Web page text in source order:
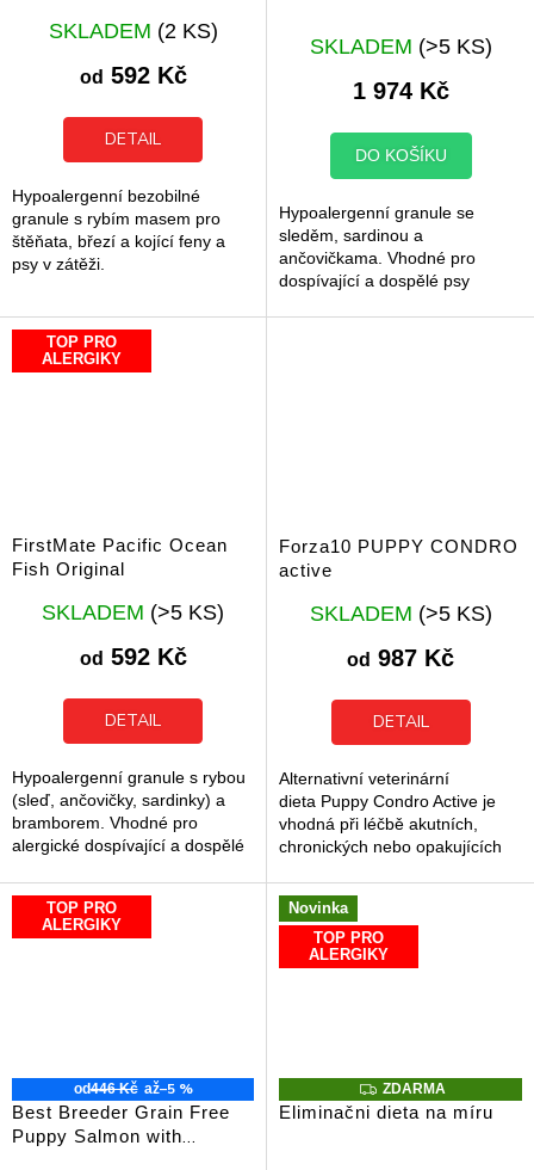
Průměrné
hodnocení
produktu
je
z
SKLADEM (2 KS)
od 592 Kč
DETAIL
Hypoalergenní bezobilné
granule s rybím masem pro
štěňata, březí a kojící feny a
psy v zátěži.
SKLADEM (>5 KS)
1 974 Kč
DO KOŠÍKU
Hypoalergenní granule se
sleděm, sardinou a
ančovičkama. Vhodné pro
dospívající a dospělé psy
TOP PRO
ALERGIKY
FirstMate Pacific Ocean
Fish Original
Průměrné
hodnocení
produktu
je
z
SKLADEM (>5 KS)
od 592 Kč
DETAIL
Hypoalergenní granule s rybou
(sleď, ančovičky, sardinky) a
bramborem. Vhodné pro
alergické dospívající a dospělé
Forza10 PUPPY CONDRO
active
Průměrné
hodnocení
produktu
je
z
SKLADEM (>5 KS)
od 987 Kč
DETAIL
Alternativní veterinární
dieta Puppy Condro Active je
vhodná při léčbě akutních,
chronických nebo opakujících
pohybového aparátu. Vhodná...
TOP PRO
ALERGIKY
od446 Kč až–5 %
Best Breeder Grain Free
Puppy Salmon with
Novinka
TOP PRO
ALERGIKY
Z
D
A
ZDARMA
Eliminačni dieta na míru